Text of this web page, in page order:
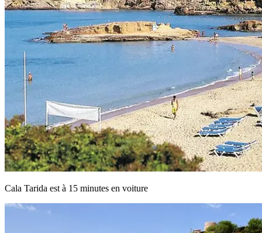
Cala Tarida est à 15 minutes en voiture